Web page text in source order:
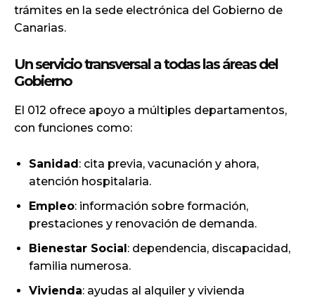
trámites en la sede electrónica del Gobierno de
Canarias.
Un servicio transversal a todas las áreas del
Gobierno
El 012 ofrece apoyo a múltiples departamentos,
con funciones como:
Sanidad: cita previa, vacunación y ahora,
atención hospitalaria.
Empleo: información sobre formación,
prestaciones y renovación de demanda.
Bienestar Social: dependencia, discapacidad,
familia numerosa.
Vivienda: ayudas al alquiler y vivienda